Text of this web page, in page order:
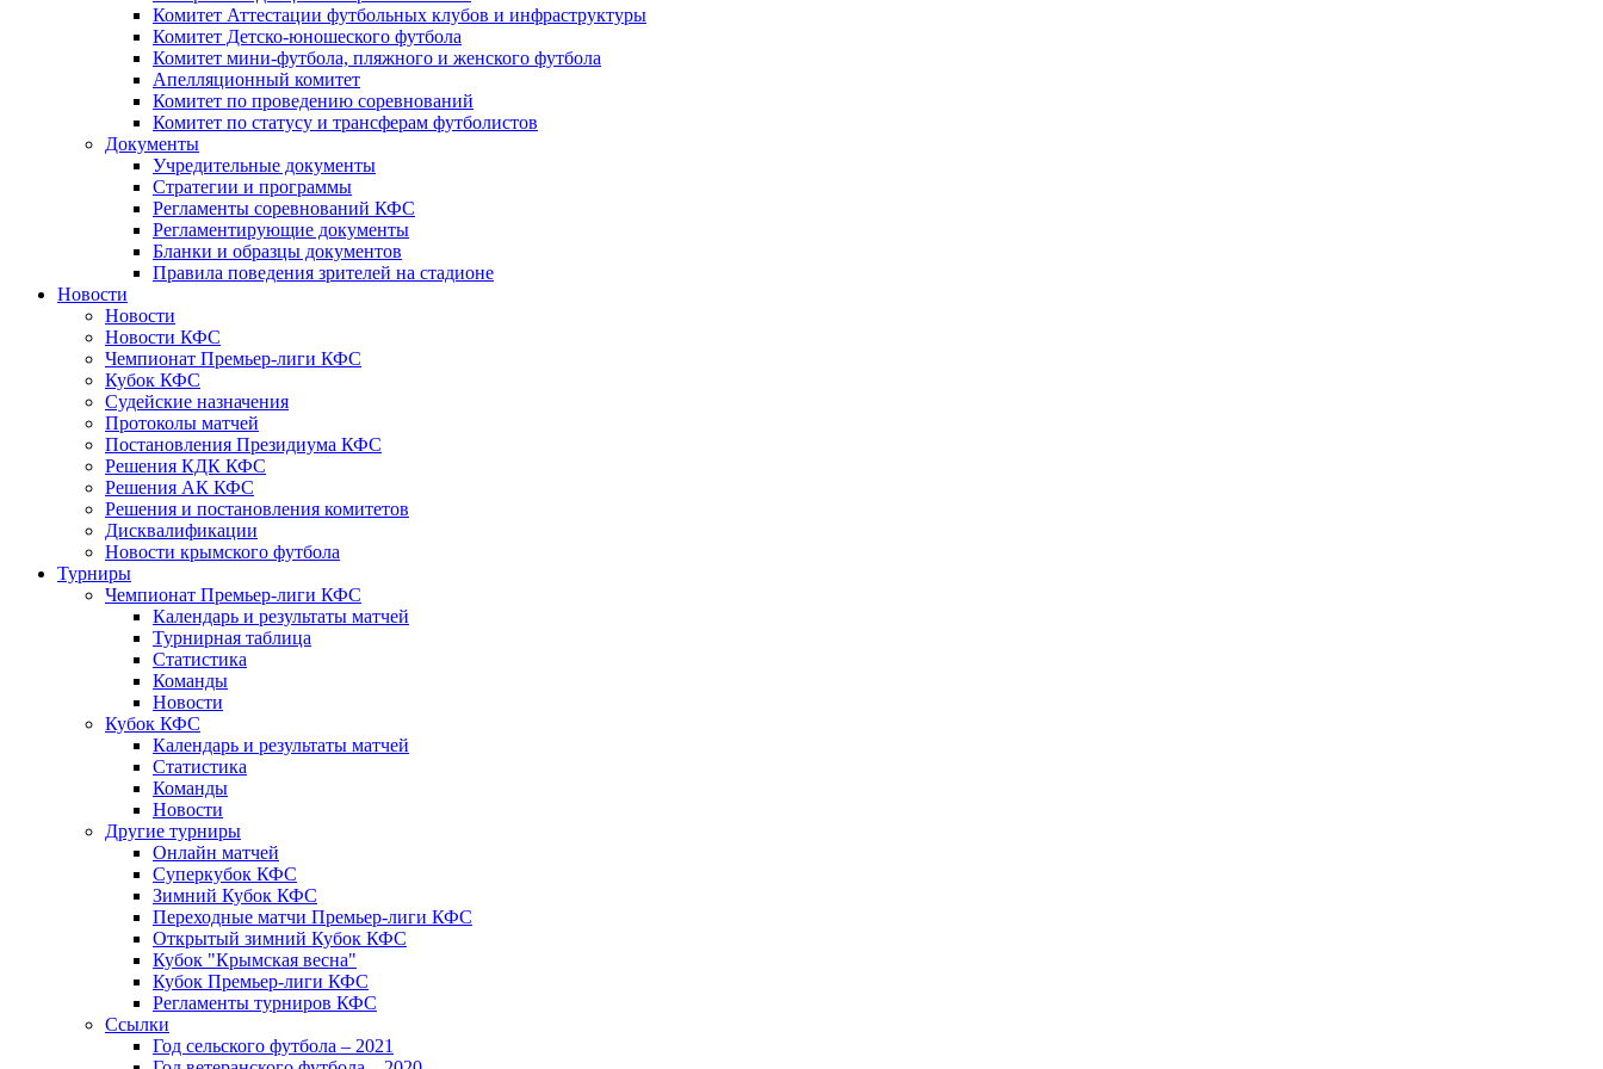
Комитет Аттестации футбольных клубов и инфраструктуры
Комитет Детско-юношеского футбола
Комитет мини-футбола, пляжного и женского футбола
Апелляционный комитет
Комитет по проведению соревнований
Комитет по статусу и трансферам футболистов
Документы
Учредительные документы
Стратегии и программы
Регламенты соревнований КФС
Регламентирующие документы
Бланки и образцы документов
Правила поведения зрителей на стадионе
Новости
Новости
Новости КФС
Чемпионат Премьер-лиги КФС
Кубок КФС
Судейские назначения
Протоколы матчей
Постановления Президиума КФС
Решения КДК КФС
Решения АК КФС
Решения и постановления комитетов
Дисквалификации
Новости крымского футбола
Турниры
Чемпионат Премьер-лиги КФС
Календарь и результаты матчей
Турнирная таблица
Статистика
Команды
Новости
Кубок КФС
Календарь и результаты матчей
Статистика
Команды
Новости
Другие турниры
Онлайн матчей
Суперкубок КФС
Зимний Кубок КФС
Переходные матчи Премьер-лиги КФС
Открытый зимний Кубок КФС
Кубок "Крымская весна"
Кубок Премьер-лиги КФС
Регламенты турниров КФС
Ссылки
Год сельского футбола – 2021